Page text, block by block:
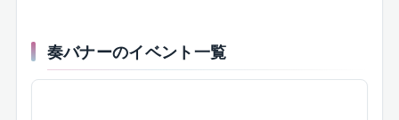
奏バナーのイベント一覧